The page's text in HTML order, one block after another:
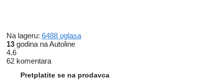
Na lageru: 6488 oglasa
13 godina na Autoline
4.6
62 komentara
Pretplatite se na prodavca